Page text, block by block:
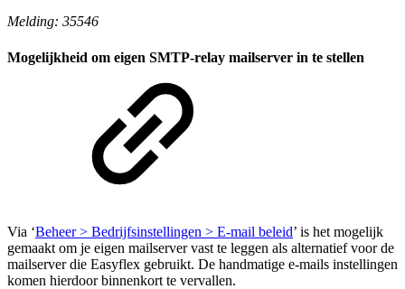
Melding: 35546
Mogelijkheid om eigen SMTP-relay mailserver in te stellen
Via ‘Beheer > Bedrijfsinstellingen > E-mail beleid’ is het mogelijk
gemaakt om je eigen mailserver vast te leggen als alternatief voor de
mailserver die Easyflex gebruikt. De handmatige e-mails instellingen
komen hierdoor binnenkort te vervallen.